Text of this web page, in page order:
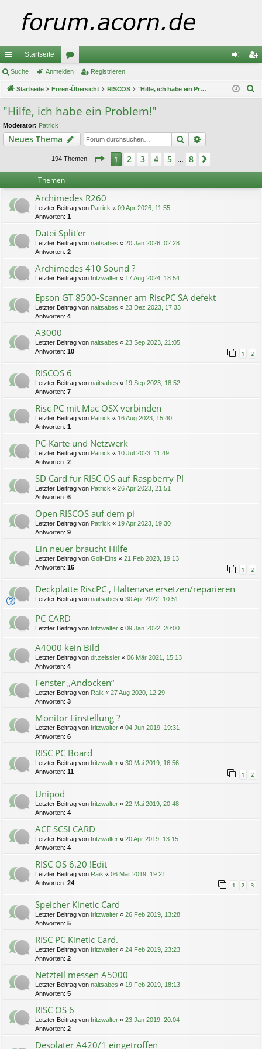
ch
ne
llz
ug
riff
Startseite
or
en m ist
Suche Anmelden Registrieren
Startseite Foren-Übersicht RISCOS "Hilfe, ich habe ein Problem!"
"Hilfe, ich habe ein Problem!"
Moderator: Patrick
Neues Thema Suche
194 Themen Seite 1 von 8
1 2 3 4 5 8
Themen
Archimedes R260
Letzter Beitrag von Patrick « 09 Apr 2026, 11:55
Antworten: 1
Datei Split'er
Letzter Beitrag von naitsabes « 20 Jan 2026, 02:28
Antworten: 2
Archimedes 410 Sound ?
Letzter Beitrag von fritzwalter « 17 Aug 2024, 18:54
Epson GT 8500-Scanner am RiscPC SA defekt
Letzter Beitrag von naitsabes « 23 Dez 2023, 17:33
Antworten: 4
A3000
Letzter Beitrag von naitsabes « 23 Sep 2023, 21:05
Antworten: 10 1 2
RISCOS 6
Letzter Beitrag von naitsabes « 19 Sep 2023, 18:52
Antworten: 7
Risc PC mit Mac OSX verbinden
Letzter Beitrag von Patrick « 16 Aug 2023, 15:40
Antworten: 1
PC-Karte und Netzwerk
Letzter Beitrag von Patrick « 10 Jul 2023, 11:49
Antworten: 2
SD Card für RISC OS auf Raspberry PI
Letzter Beitrag von Patrick « 26 Apr 2023, 21:51
Antworten: 6
Open RISCOS auf dem pi
Letzter Beitrag von Patrick « 19 Apr 2023, 19:30
Antworten: 9
Ein neuer braucht Hilfe
Letzter Beitrag von Golf-Eins « 21 Feb 2023, 19:13
Antworten: 16 1 2
Deckplatte RiscPC , Haltenase ersetzen/reparieren
Letzter Beitrag von naitsabes « 30 Apr 2022, 10:51
PC CARD
Letzter Beitrag von fritzwalter « 09 Jan 2022, 20:00
A4000 kein Bild
Letzter Beitrag von dr.zeissler « 06 Mär 2021, 15:13
Antworten: 4
Fenster „Andocken“
Letzter Beitrag von Raik « 27 Aug 2020, 12:29
Antworten: 3
Monitor Einstellung ?
Letzter Beitrag von fritzwalter « 04 Jun 2019, 19:31
Antworten: 6
RISC PC Board
Letzter Beitrag von fritzwalter « 30 Mai 2019, 16:56
Antworten: 11 1 2
Unipod
Letzter Beitrag von fritzwalter « 22 Mai 2019, 20:48
Antworten: 4
ACE SCSI CARD
Letzter Beitrag von fritzwalter « 20 Apr 2019, 13:15
Antworten: 4
RISC OS 6.20 !Edit
Letzter Beitrag von Raik « 06 Mär 2019, 19:21
Antworten: 24 1 2 3
Speicher Kinetic Card
Letzter Beitrag von fritzwalter « 26 Feb 2019, 13:28
Antworten: 5
RISC PC Kinetic Card.
Letzter Beitrag von fritzwalter « 24 Feb 2019, 23:23
Antworten: 2
Netzteil messen A5000
Letzter Beitrag von naitsabes « 19 Feb 2019, 18:13
Antworten: 5
RISC OS 6
Letzter Beitrag von fritzwalter « 23 Jan 2019, 20:04
Antworten: 2
Desolater A420/1 eingetroffen